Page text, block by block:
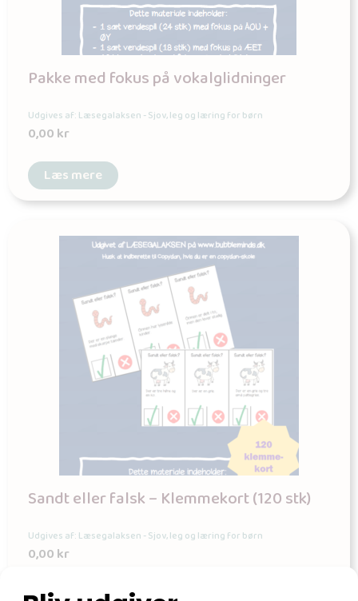
Pakke med fokus på vokalglidninger
Udgives af: Læsegalaksen - Sjov, leg og læring for børn
0,00kr
Læs mere
Sandt eller falsk – Klemmekort (120 stk)
Udgives af: Læsegalaksen - Sjov, leg og læring for børn
0,00kr